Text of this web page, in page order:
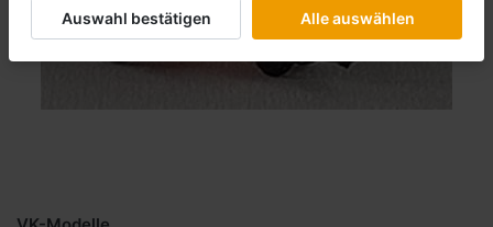
Auswahl bestätigen Alle auswählen